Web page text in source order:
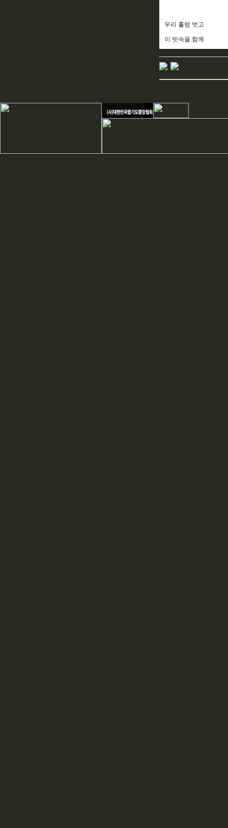
우리 훌렁 벗고
이 빗속을 함께